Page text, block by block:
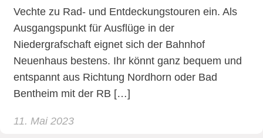
Vechte zu Rad- und Entdeckungstouren ein. Als
Ausgangspunkt für Ausflüge in der
Niedergrafschaft eignet sich der Bahnhof
Neuenhaus bestens. Ihr könnt ganz bequem und
entspannt aus Richtung Nordhorn oder Bad
Bentheim mit der RB […]
11. Mai 2023